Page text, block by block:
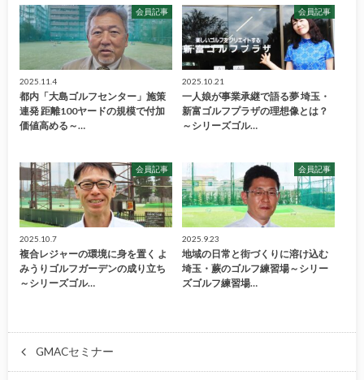
会員記事
2025.11.4
都内「大島ゴルフセンター」施策
連発 距離100ヤードの規模で付加
価値高める～…
会員記事
2025.10.21
一人娘が事業承継で語る夢 埼玉・
新富ゴルフプラザの理想像とは？
～シリーズゴル…
会員記事
2025.10.7
複合レジャーの環境に身を置く よ
みうりゴルフガーデンの成り立ち
～シリーズゴル…
会員記事
2025.9.23
地域の日常と街づくりに溶け込む
埼玉・蕨のゴルフ練習場～シリー
ズゴルフ練習場…
GMACセミナー